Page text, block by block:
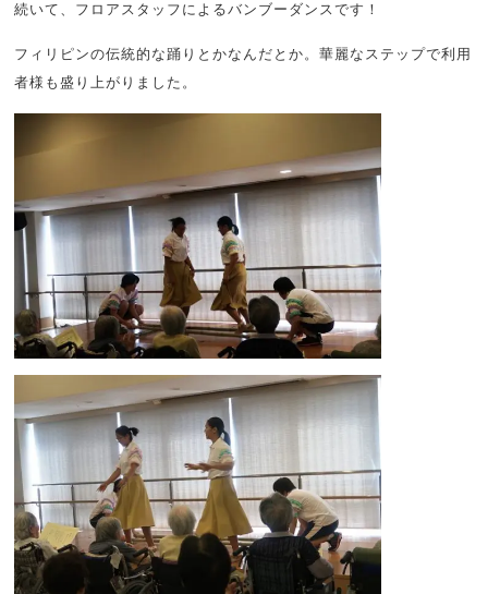
続いて、フロアスタッフによるバンブーダンスです！
フィリピンの伝統的な踊りとかなんだとか。華麗なステップで利用
者様も盛り上がりました。